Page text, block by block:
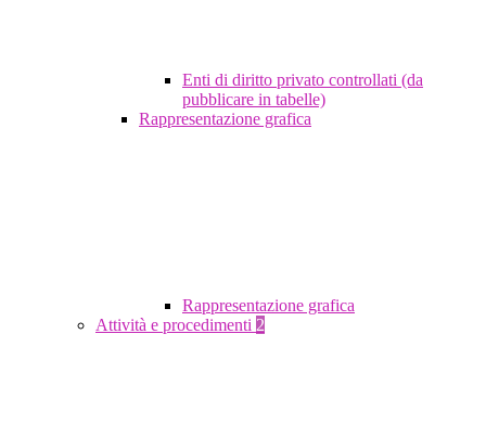
Enti di diritto privato controllati (da
pubblicare in tabelle)
Rappresentazione grafica
Rappresentazione grafica
Attività e procedimenti 2